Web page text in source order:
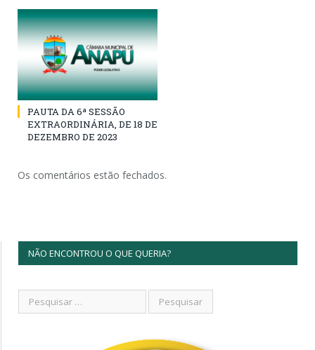
PAUTA DA 6ª SESSÃO
EXTRAORDINÁRIA, DE 18 DE
DEZEMBRO DE 2023
Os comentários estão fechados.
NÃO ENCONTROU O QUE QUERIA?